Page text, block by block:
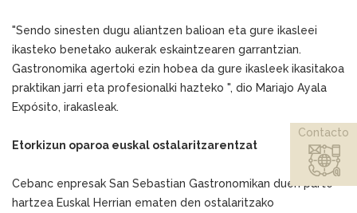
"Sendo sinesten dugu aliantzen balioan eta gure ikasleei
ikasteko benetako aukerak eskaintzearen garrantzian.
Gastronomika agertoki ezin hobea da gure ikasleek ikasitakoa
praktikan jarri eta profesionalki hazteko ", dio Mariajo Ayala
Expósito, irakasleak.
Etorkizun oparoa euskal ostalaritzarentzat
Cebanc enpresak San Sebastian Gastronomikan duen parte-
hartzea Euskal Herrian ematen den ostalaritzako
Contacto